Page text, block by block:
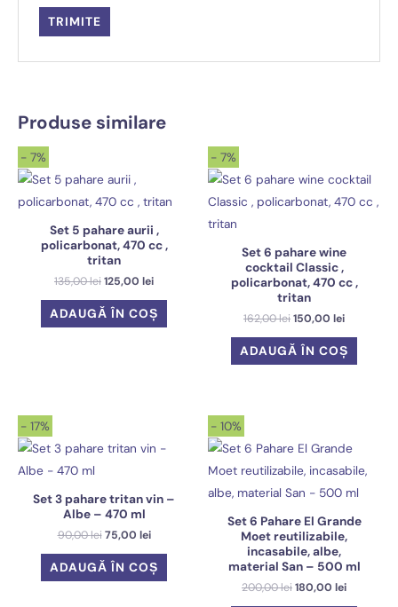
Produse similare
- 7%
Set 5 pahare aurii ,
policarbonat, 470 cc ,
tritan
135,00leiPrețul
a
125,00 leiPrețul
este:
125,00 lei.
ADAUGĂ ÎN COȘ
- 7%
Set 6 pahare wine
cocktail Classic ,
policarbonat, 470 cc ,
tritan
162,00leiPrețul
a
150,00 leiPrețul
este:
150,00 lei.
ADAUGĂ ÎN COȘ
- 17%
Set 3 pahare tritan vin –
Albe – 470 ml
90,00lei Prețul
a
75,00 leiPrețul
este:
75,00 lei.
ADAUGĂ ÎN COȘ
- 10%
Set 6 Pahare El Grande
Moet reutilizabile,
incasabile, albe,
material San – 500 ml
200,00leiPrețul
180,00 leiPrețul